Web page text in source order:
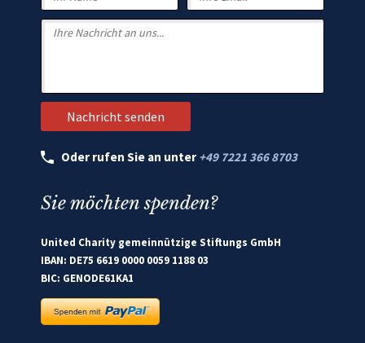
Oder rufen Sie an unter +49 7221 366 8703
Sie möchten spenden?
United Charity gemeinnützige Stiftungs GmbH
IBAN: DE75 6619 0000 0059 1188 03
BIC: GENODE61KA1